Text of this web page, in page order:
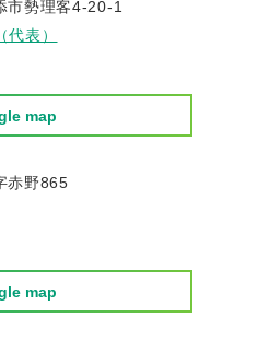
市勢理客4-20-1
表）
map
赤野865
map